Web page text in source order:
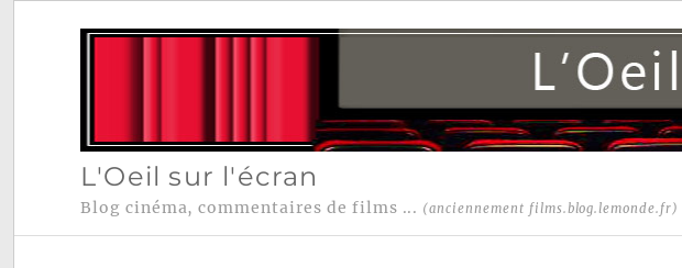
L'Oeil sur l'écran
Blog cinéma, commentaires de films ... (anciennement films.blog.lemonde.fr)